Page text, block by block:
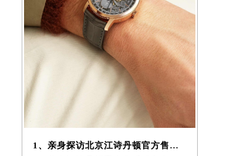
1、亲身探访北京江诗丹顿官方售后服务中心｜服务电话及完整官方地址（20